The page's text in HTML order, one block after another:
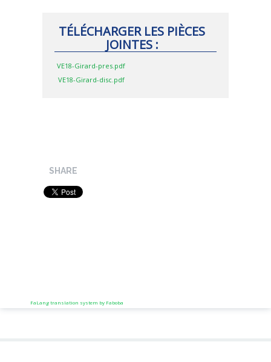
PRODUCTION
LOGICIELS
PUBLICATIONS SUR HAL
NOTES THÉMATIQUES
NOS TRAVAUX EN VIDÉO
TÉLÉCHARGER LES PIÈCES
JOINTES :
VE18-Girard-pres.pdf
VE18-Girard-disc.pdf
SHARE
FaLang translation system by Faboba